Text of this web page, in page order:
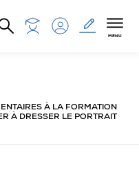
MENU
À LA FORMATION
À DRESSER LE PORTRAIT